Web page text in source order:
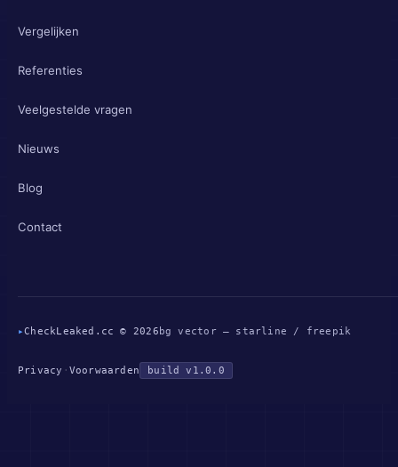
Vergelijken
Referenties
Veelgestelde vragen
Nieuws
Blog
Contact
▸CheckLeaked.cc © 2026 bg vector — starline / freepik
Privacy · Voorwaarden build v1.0.0